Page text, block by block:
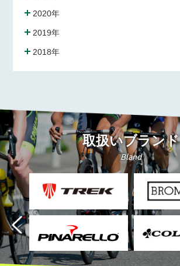
2020年
2019年
2018年
取扱いブランド
Bland